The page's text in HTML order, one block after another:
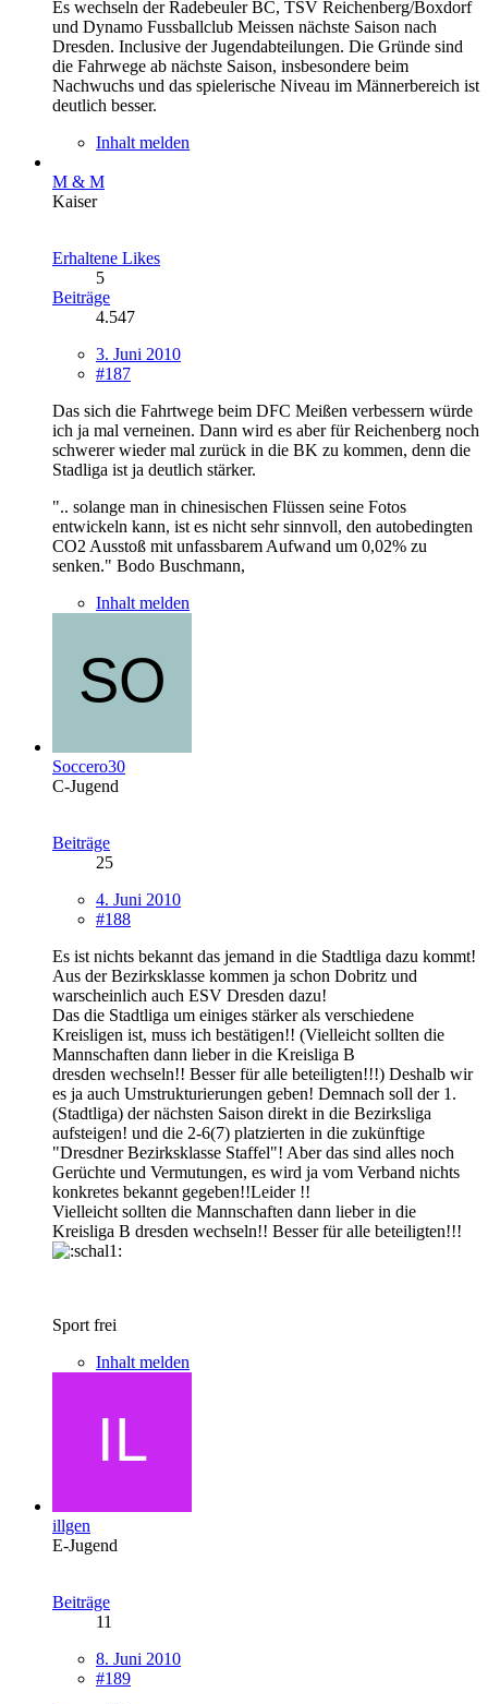
Es wechseln der Radebeuler BC, TSV Reichenberg/Boxdorf
und Dynamo Fussballclub Meissen nächste Saison nach
Dresden. Inclusive der Jugendabteilungen. Die Gründe sind
die Fahrwege ab nächste Saison, insbesondere beim
Nachwuchs und das spielerische Niveau im Männerbereich ist
deutlich besser.
Inhalt melden
M & M
Kaiser
Erhaltene Likes
5
Beiträge
4.547
3. Juni 2010
#187
Das sich die Fahrtwege beim DFC Meißen verbessern würde
ich ja mal verneinen. Dann wird es aber für Reichenberg noch
schwerer wieder mal zurück in die BK zu kommen, denn die
Stadliga ist ja deutlich stärker.
".. solange man in chinesischen Flüssen seine Fotos
entwickeln kann, ist es nicht sehr sinnvoll, den autobedingten
CO2 Ausstoß mit unfassbarem Aufwand um 0,02% zu
senken." Bodo Buschmann,
Inhalt melden
Soccero30
C-Jugend
Beiträge
25
4. Juni 2010
#188
Es ist nichts bekannt das jemand in die Stadtliga dazu kommt!
Aus der Bezirksklasse kommen ja schon Dobritz und
warscheinlich auch ESV Dresden dazu!
Das die Stadtliga um einiges stärker als verschiedene
Kreisligen ist, muss ich bestätigen!! (Vielleicht sollten die
Mannschaften dann lieber in die Kreisliga B
dresden wechseln!! Besser für alle beteiligten!!!) Deshalb wir
es ja auch Umstrukturierungen geben! Demnach soll der 1.
(Stadtliga) der nächsten Saison direkt in die Bezirksliga
aufsteigen! und die 2-6(7) platzierten in die zukünftige
"Dresdner Bezirksklasse Staffel"! Aber das sind alles noch
Gerüchte und Vermutungen, es wird ja vom Verband nichts
konkretes bekannt gegeben!!Leider !!
Vielleicht sollten die Mannschaften dann lieber in die
Kreisliga B dresden wechseln!! Besser für alle beteiligten!!!
Sport frei
Inhalt melden
illgen
E-Jugend
Beiträge
11
8. Juni 2010
#189